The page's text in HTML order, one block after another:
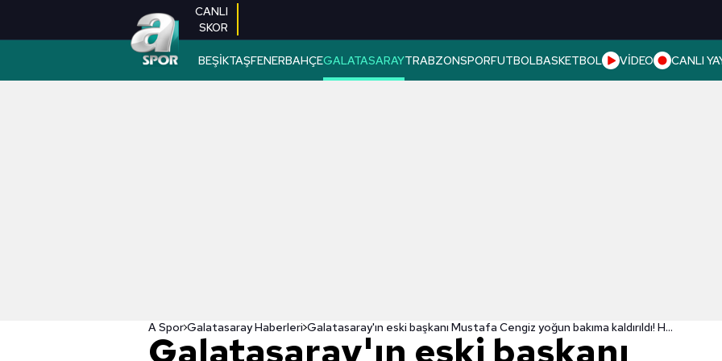
CANLI
SKOR
BEŞİKTAŞFENERBAHÇEGALATASARAYTRABZONSPORFUTBOLBASKETBOL VİDEO CANLI
A Spor Galatasaray Haberleri Galatasaray'ın eski başkanı Mustafa Cengiz yoğun bakıma kaldırıldı! Hastaneden açıklama geldi
Galatasaray'ın eski başkanı